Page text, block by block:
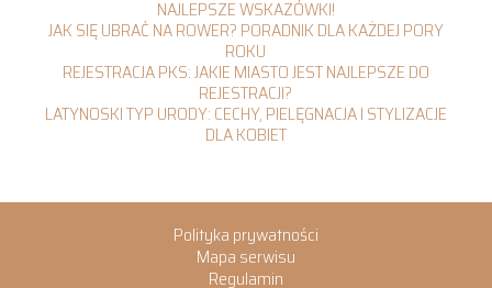
NAJLEPSZE WSKAZÓWKI!
JAK SIĘ UBRAĆ NA ROWER? PORADNIK DLA KAŻDEJ PORY
ROKU
REJESTRACJA PKS: JAKIE MIASTO JEST NAJLEPSZE DO
REJESTRACJI?
LATYNOSKI TYP URODY: CECHY, PIELĘGNACJA I STYLIZACJE
DLA KOBIET
Polityka prywatności
Mapa serwisu
Regulamin